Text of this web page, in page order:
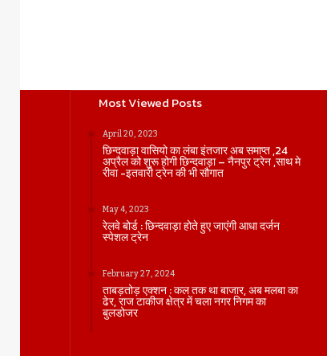
Most Viewed Posts
April 20, 2023
छिन्दवाड़ा वासियो का लंबा इंतजार अब समाप्त ,24
अप्रैल को शुरू होगी छिन्दवाड़ा – नैनपुर ट्रेन ,साथ मे
रीवा -इतवारी ट्रेन की भी सौगात
May 4, 2023
रेलवे बोर्ड : छिन्दवाड़ा होते हुए जाएंगी आधा दर्जन
स्पेशल ट्रेन
February 27, 2024
ताबड़तोड़ एक्शन : कल तक था बाजार, अब मलबा का
ढेर, राज टाकीज क्षेत्र में चला नगर निगम का
बुलडोजर